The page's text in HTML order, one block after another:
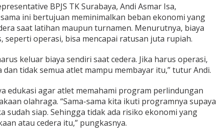
BPJS TK Surabaya, Andi Asmar Isa,
ini bertujuan meminimalkan beban ekonomi yang
saat latihan maupun turnamen. Menurutnya, biaya
seperti operasi, bisa mencapai ratusan juta rupiah.
keluar biaya sendiri saat cedera. Jika harus operasi,
tidak semua atlet mampu membayar itu,” tutur Andi.
edukasi agar atlet memahami program perlindungan
olahraga. “Sama-sama kita ikuti programnya supaya
sudah siap. Sehingga tidak ada risiko ekonomi yang
atau cedera itu,” pungkasnya.